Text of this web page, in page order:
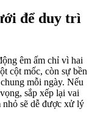
để duy trì
êm ấm chỉ vì hai
cột mốc, còn sự bền
mỗi ngày. Nếu
sắp xếp lại vai
sẽ dễ được xử lý